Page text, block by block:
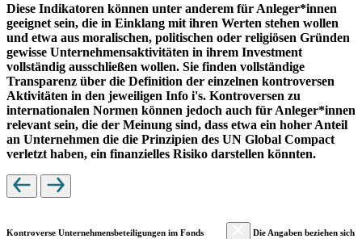
Diese Indikatoren können unter anderem für Anleger*innen
geeignet sein, die in Einklang mit ihren Werten stehen wollen
und etwa aus moralischen, politischen oder religiösen Gründen
gewisse Unternehmensaktivitäten in ihrem Investment
vollständig ausschließen wollen. Sie finden vollständige
Transparenz über die Definition der einzelnen kontroversen
Aktivitäten in den jeweiligen Info i's. Kontroversen zu
internationalen Normen können jedoch auch für Anleger*innen
relevant sein, die der Meinung sind, dass etwa ein hoher Anteil
an Unternehmen die die Prinzipien des UN Global Compact
verletzt haben, ein finanzielles Risiko darstellen könnten.
Kontroverse Unternehmensbeteiligungen im Fonds
Die Angaben beziehen sich